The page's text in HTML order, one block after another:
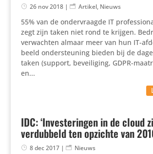
26 nov 2018| Artikel, Nieuws
55% van de onder­vraagde IT
zegt zijn taken niet rond te krijgen.
verwachten almaar meer van hun IT-
beeld onder­steu­ning bieden bij de
taken (support, bevei­li­ging, GDPR-
en...
IDC: ‘Investeringen in de cloud
verdubbeld ten opzichte van
8 dec 2017| Nieuws